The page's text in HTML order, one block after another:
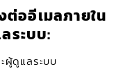
ออีเมลภายใน
ระบบ:
ผู้ดูแลระบบ